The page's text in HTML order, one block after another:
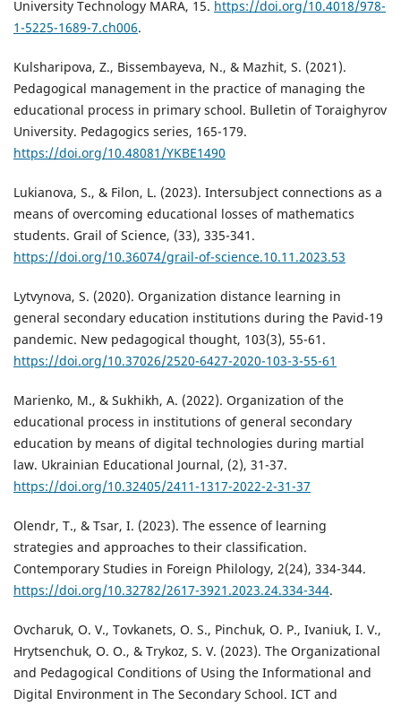
University Technology MARA, 15. https://doi.org/10.4018/978-
1-5225-1689-7.ch006.
Kulsharipova, Z., Bissembayeva, N., & Mazhit, S. (2021).
Pedagogical management in the practice of managing the
educational process in primary school. Bulletin of Toraighyrov
University. Pedagogics series, 165-179.
https://doi.org/10.48081/YKBE1490
Lukianova, S., & Filon, L. (2023). Intersubject connections as a
means of overcoming educational losses of mathematics
students. Grail of Science, (33), 335-341.
https://doi.org/10.36074/grail-of-science.10.11.2023.53
Lytvynova, S. (2020). Organization distance learning in
general secondary education institutions during the Pavid-19
pandemic. New pedagogical thought, 103(3), 55-61.
https://doi.org/10.37026/2520-6427-2020-103-3-55-61
Marienko, М., & Sukhikh, А. (2022). Organization of the
educational process in institutions of general secondary
education by means of digital technologies during martial
law. Ukrainian Educational Journal, (2), 31-37.
https://doi.org/10.32405/2411-1317-2022-2-31-37
Olendr, Т., & Tsar, І. (2023). The essence of learning
strategies and approaches to their classification.
Contemporary Studies in Foreign Philology, 2(24), 334-344.
https://doi.org/10.32782/2617-3921.2023.24.334-344.
Ovcharuk, О. V., Tovkanets, О. S., Pinchuk, О. P., Ivaniuk, І. V.,
Hrytsenchuk, О. О., & Trykoz, S. V. (2023). The Organizational
and Pedagogical Conditions of Using the Informational and
Digital Environment in The Secondary School. ICT and